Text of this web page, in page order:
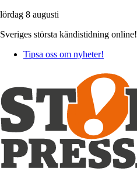
lördag 8 augusti
Sveriges största kändistidning online!
Tipsa oss om nyheter!